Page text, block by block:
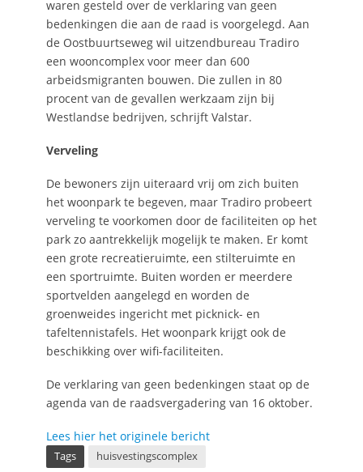
waren gesteld over de verklaring van geen
bedenkingen die aan de raad is voorgelegd. Aan
de Oostbuurtseweg wil uitzendbureau Tradiro
een wooncomplex voor meer dan 600
arbeidsmigranten bouwen. Die zullen in 80
procent van de gevallen werkzaam zijn bij
Westlandse bedrijven, schrijft Valstar.
Verveling
De bewoners zijn uiteraard vrij om zich buiten
het woonpark te begeven, maar Tradiro probeert
verveling te voorkomen door de faciliteiten op het
park zo aantrekkelijk mogelijk te maken. Er komt
een grote recreatieruimte, een stilteruimte en
een sportruimte. Buiten worden er meerdere
sportvelden aangelegd en worden de
groenweides ingericht met picknick- en
tafeltennistafels. Het woonpark krijgt ook de
beschikking over wifi-faciliteiten.
De verklaring van geen bedenkingen staat op de
agenda van de raadsvergadering van 16 oktober.
Lees hier het originele bericht
Tags huisvestingscomplex